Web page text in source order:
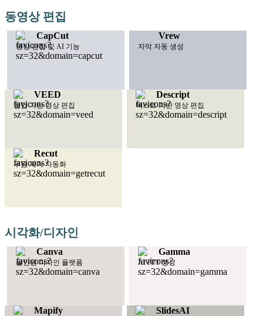
동영상 편집
CapCut
영상 편집 및 AI 기능
Vrew
자막 자동 생성
VEED
협업 기반 영상 편집
Descript
텍스트 기반 영상 편집
Recut
무음 제거 자동화
시각화/디자인
Canva
올인원 디자인 플랫폼
Gamma
AI PPT 생성
Mapify SlidesAI